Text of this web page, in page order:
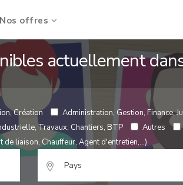
Nos offres
actuellement
Création Administration, Gestion, Finance,
Travaux, Chantiers, BTP Autres
liaison, Chauffeur, Agent d'entretien,...)